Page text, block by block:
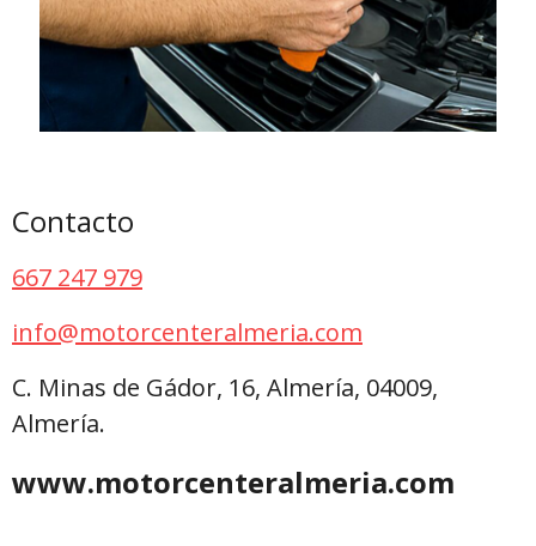
Contacto
667 247 979
info@motorcenteralmeria.com
C. Minas de Gádor, 16, Almería, 04009,
Almería.
www.motorcenteralmeria.com